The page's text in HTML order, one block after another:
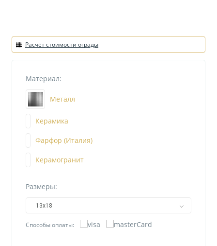
Расчёт стоимости ограды
Материал:
Металл
Керамика
Фарфор (Италия)
Керамогранит
Размеры:
13х18
Способы оплаты: